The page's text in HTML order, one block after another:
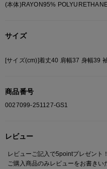
す。
総柄の商品は使用している生地の部
(本体)RAYON95%
サイズ
[サイズ(cm)]着丈40 肩幅37 身幅39
商品番号
0027099-251127-GS1
レビュー
レビューご記入で5pointプレゼント！
ご購入商品のみレビューをお書きい